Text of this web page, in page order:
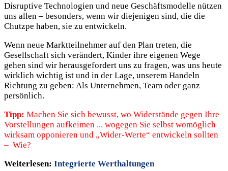
Disruptive Technologien und neue Geschäftsmodelle nützen
uns allen – besonders, wenn wir diejenigen sind, die die
Chutzpe haben, sie zu entwickeln.
Wenn neue Marktteilnehmer auf den Plan treten, die
Gesellschaft sich verändert, Kinder ihre eigenen Wege
gehen sind wir herausgefordert uns zu fragen, was uns heute
wirklich wichtig ist und in der Lage, unserem Handeln
Richtung zu geben: Als Unternehmen, Team oder ganz
persönlich.
Tipp: Machen Sie sich bewusst, wo Widerstände gegen Ihre
Vorstellungen aufkeimen ... wogegen Sie selbst womöglich
wirksam opponieren und „Wider-Werte“ entwickeln sollten
– Wie?
Weiterlesen: Integrierte Werthaltungen